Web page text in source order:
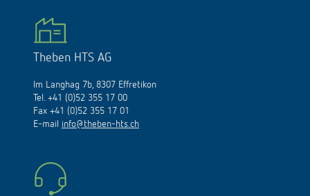
Theben HTS AG
Im Langhag 7b, 8307 Effretikon
Tel. +41 (0)52 355 17 00
Fax +41 (0)52 355 17 01
E-mail info@theben-hts.ch